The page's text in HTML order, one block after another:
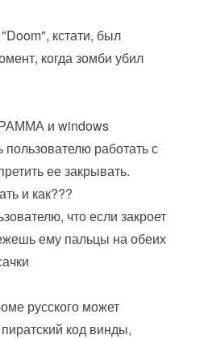
кстати, был
когда зомби убил
и windows
работать с
ее закрывать.
и как???
что если закроет
ему пальцы на обеих
русского может
код винды,